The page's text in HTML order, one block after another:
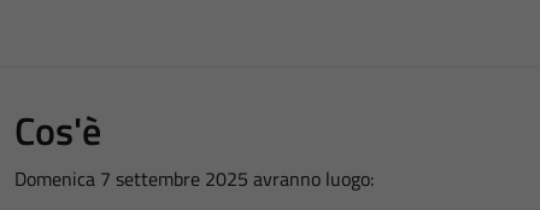
Cos'è
Domenica 7 settembre 2025 avranno luogo: